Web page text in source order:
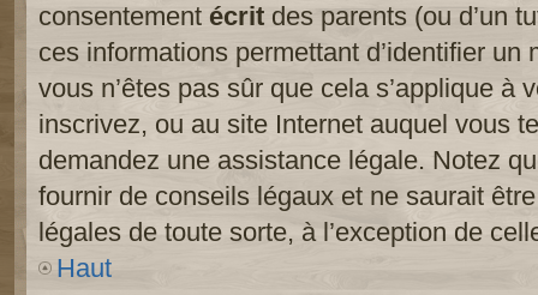
consentement écrit des parents (ou d’un
ces informations permettant d’identifier
vous n’êtes pas sûr que cela s’applique à
inscrivez, ou au site Internet auquel vous
demandez une assistance légale. Notez
fournir de conseils légaux et ne saurait
légales de toute sorte, à l’exception de
Haut